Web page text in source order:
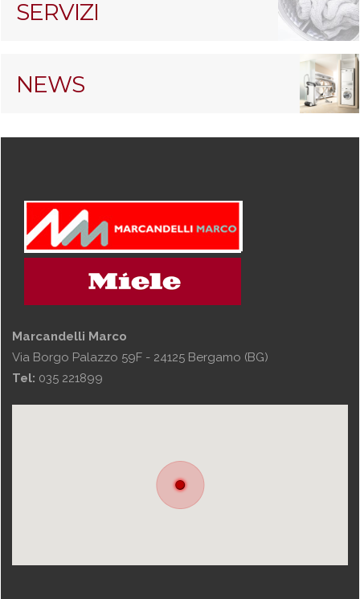
SERVIZI
NEWS
Marcandelli Marco
Via Borgo Palazzo 59F - 24125 Bergamo (BG)
Tel: 035 221899